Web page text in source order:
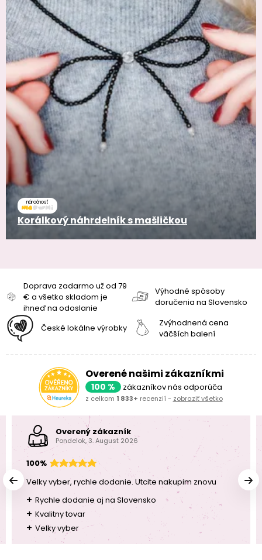
náročnosť
Korálkový náhrdelník s mašličkou
Doprava zadarmo už od 79
€ a všetko skladom je
ihneď na odoslanie
Výhodné spôsoby
doručenia na Slovensko
České lokálne výrobky
Zvýhodnená cena
väčších balení
Overené našimi zákazníkmi
100 % zákazníkov nás odporúča
z celkom 1 833+ recenzií - zobraziť všetko
Overený zákazník
Pondelok, 3. August 2026
100%
Velky vyber, rychle dodanie. Utcite nakupim znovu
+ Rychle dodanie aj na Slovensko
+ Kvalitny tovar
+ Velky vyber